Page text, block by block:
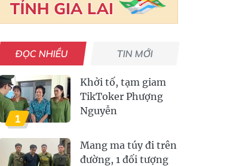
ĐỌC NHIỀU TIN MỚI
1
Khởi tố, tạm giam
TikToker Phượng
Nguyễn
Mang ma túy đi trên
đường, 1 đối tượng